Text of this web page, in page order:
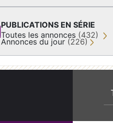
PUBLICATIONS EN SÉRIE
Toutes les annonces (432)
Annonces du jour (226)